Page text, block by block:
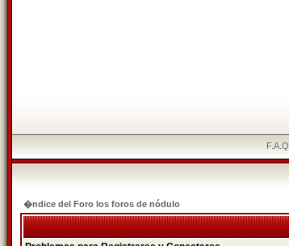
F.A.Q.
�ndice del Foro los foros de nódulo